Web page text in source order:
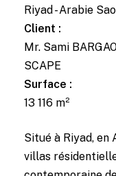
Riyad - Arabie
Client :
Mr. Sami
SCAPE
Surface :
13 116 m²
Situé à Riyad, en
villas